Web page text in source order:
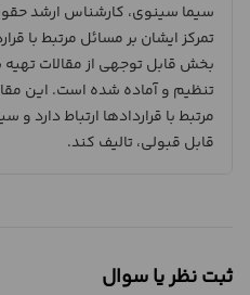
سیما سینوی، کارشناس ارشد
تمرکز ایشان بر مسائل مرتبط با
بخش قابل توجهی از مقالات تهیه
تنظیم و آماده شده است. این
مرتبط با قراردادها ارتباط دارد
قابل قبولی، تالیف کند.
ثبت نظر یا سوال